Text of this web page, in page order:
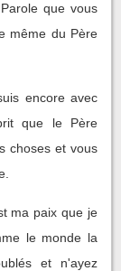
que vous
même du Père
encore avec
que le Père
choses et vous
ma paix que je
le monde la
et n'ayez